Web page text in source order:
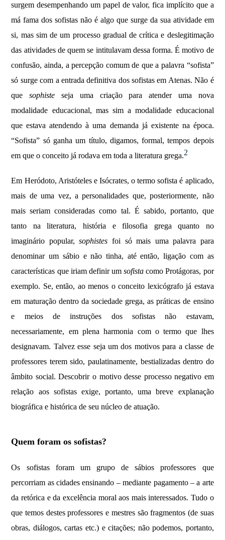
surgem desempenhando um papel de valor, fica implícito que a
má fama dos sofistas não é algo que surge da sua atividade em
si, mas sim de um processo gradual de crítica e deslegitimação
das atividades de quem se intitulavam dessa forma. É motivo de
confusão, ainda, a percepção comum de que a palavra “sofista”
só surge com a entrada definitiva dos sofistas em Atenas. Não é
quesophiste seja uma criação para atender uma nova
modalidade educacional, mas sim a modalidade educacional
que estava atendendo à uma demanda já existente na época.
“Sofista” só ganha um título, digamos, formal, tempos depois
em que o conceito já rodava em toda a literatura grega.2
Em Heródoto, Aristóteles e Isócrates, o termo sofista é aplicado,
mais de uma vez, a personalidades que, posteriormente, não
mais seriam consideradas como tal. É sabido, portanto, que
tanto na literatura, história e filosofia grega quanto no
imaginário popular,sophistes foi só mais uma palavra para
denominar um sábio e não tinha, até então, ligação com as
características que iriam definir umsofista como Protágoras, por
exemplo. Se, então, ao menos o conceito lexicógrafo já estava
em maturação dentro da sociedade grega, as práticas de ensino
e meios de instruções dos sofistas não estavam,
necessariamente, em plena harmonia com o termo que lhes
designavam. Talvez esse seja um dos motivos para a classe de
professores terem sido, paulatinamente, bestializadas dentro do
âmbito social. Descobrir o motivo desse processo negativo em
relação aos sofistas exige, portanto, uma breve explanação
biográfica e histórica de seu núcleo de atuação.
Quem foram os sofistas?
Os sofistasforam um grupo de sábios professores que
percorriam as cidades ensinando – mediante pagamento – a arte
da retórica e da excelência moral aos mais interessados. Tudo o
que temos destes professores e mestres são fragmentos (de suas
obras, diálogos, cartas etc.) e citações; não podemos, portanto,